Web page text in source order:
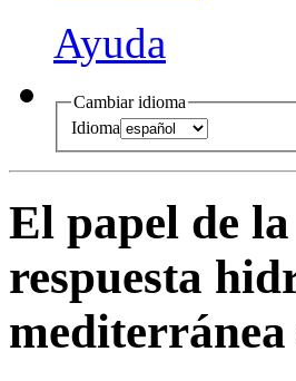
Ayuda
Cambiar idioma
Idioma
El papel de
respuesta